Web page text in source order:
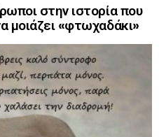
στην ιστορία που
μοιάζει «φτωχαδάκι»